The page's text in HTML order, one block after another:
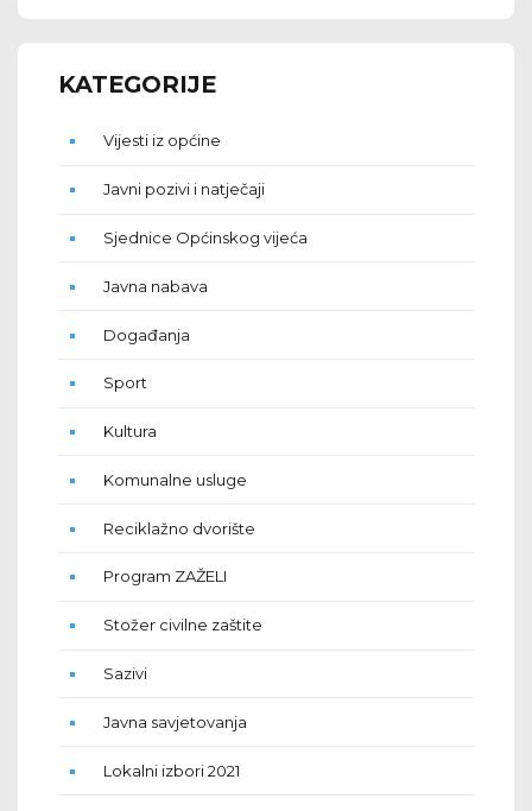
KATEGORIJE
Vijesti iz općine
Javni pozivi i natječaji
Sjednice Općinskog vijeća
Javna nabava
Događanja
Sport
Kultura
Komunalne usluge
Reciklažno dvorište
Program ZAŽELI
Stožer civilne zaštite
Sazivi
Javna savjetovanja
Lokalni izbori 2021